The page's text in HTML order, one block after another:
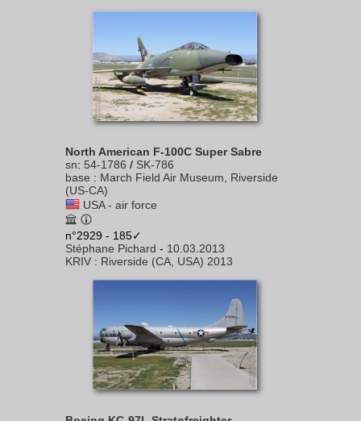
North American F-100C Super Sabre
sn: 54-1786 / SK-786
base : March Field Air Museum, Riverside
(US-CA)
USA - air force
n°2929 - 185✓
Stéphane Pichard - 10.03.2013
KRIV : Riverside (CA, USA) 2013